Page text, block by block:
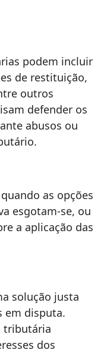
podem incluir
de restituição,
outros
defender os
abusos ou
as opções
esgotam-se, ou
a aplicação das
solução justa
em disputa.
tributária
dos